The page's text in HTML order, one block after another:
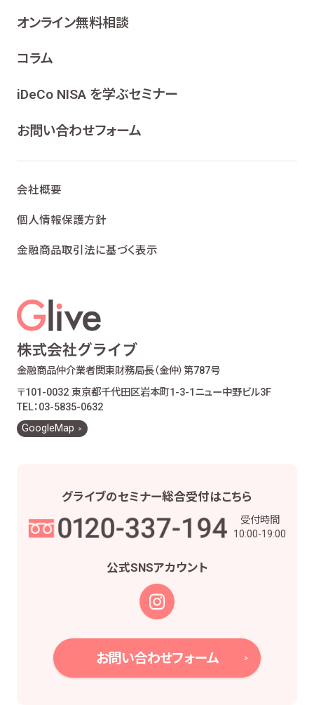
当社は、お客様の同意を得た場合及び法令等により例
必要な範囲内でお客様の個人情報を取り扱います。
ンケート、各種情報提供を行うため
グ及びこれらに付帯・関連する商品・サービスの
当社が取り扱う生命保険、損害保険及びこれら
金融商品仲介業における有価証券・金融商品の
提携会社の金融商品の勧誘・販売、サービスの
供の妥当性を判断するため
お客様ご本人であること又はご本人の代理人で
あることを確認するため
お客様に対し、お取引結果、お預り残高などの報
お客様とのお取引に関する事務を行うため
お客様との契約や法律等に基づく権利の行使や
義務の履行のため
ため
一部について委託された場合等において、委託
お取引先との打合せ、情報提供・連絡、お取引先
の皆様から委託された業務の遂行等を行うため
当社株主様及び当社株式の管理業務、株主様又
は会社による権利の行使・義務の履行、及び法
令に基づく書面・記録・データの作成のため
役職員の給与の計算・支払、人事管理業務のた
め
金融商品仲介業者関東財務局長（金仲）第787号
〒101-0032 東京都千代田区岩本町1-3-1 ニュー中野ビル3F
TEL：03-5835-0632
GoogleMap
オンライン無料相談
コラム
iDeCo NISA を学ぶセミナー
お問い合わせフォーム
会社概要
個人情報保護方針
金融商品取引法に基づく表示
グライブのセミナー総合受付はこちら
受付時間
10:00-19:00
公式SNSアカウント
お問い合わせフォーム